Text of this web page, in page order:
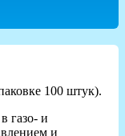
100 штук).
газо- и
и